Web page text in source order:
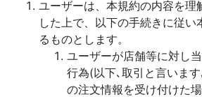
ユーザーは、本規約の内容を理
した上で、以下の手続きに従い
るものとします。
ユーザーが店舗等に対し
行為(以下､取引と言いま
の注文情報を受け付けた